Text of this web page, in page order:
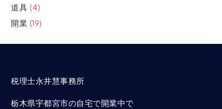
道具 (4)
開業 (19)
税理士永井慧事務所
栃木県宇都宮市の自宅で開業中で